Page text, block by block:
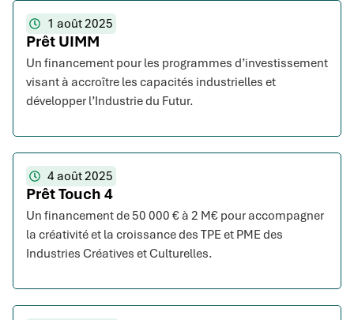
1 août 2025
Prêt UIMM
Un financement pour les programmes d’investissement
visant à accroître les capacités industrielles et
développer l’Industrie du Futur.
4 août 2025
Prêt Touch 4
Un financement de 50 000 € à 2 M€ pour accompagner
la créativité et la croissance des TPE et PME des
Industries Créatives et Culturelles.